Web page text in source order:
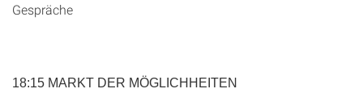
Gespräche
18:15 MARKT DER MÖGLICHHEITEN